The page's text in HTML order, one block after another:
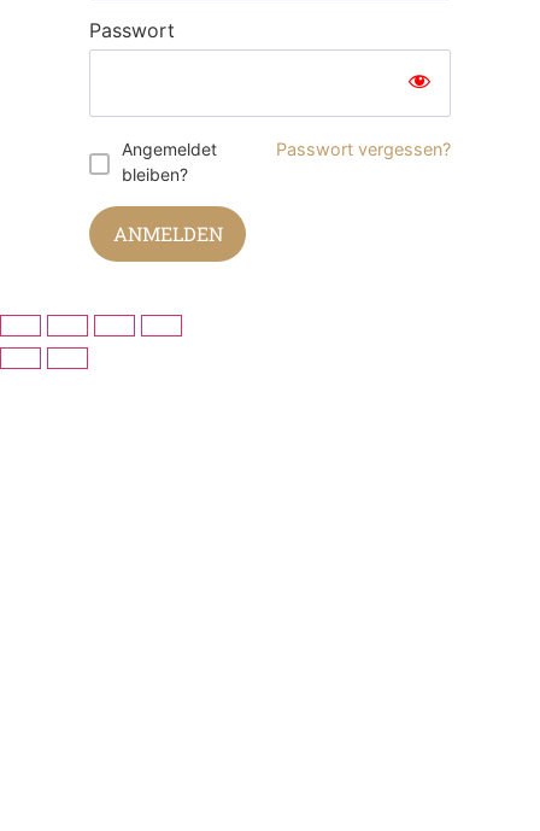
Passwort
Angemeldet
bleiben?
Passwort vergessen?
ANMELDEN